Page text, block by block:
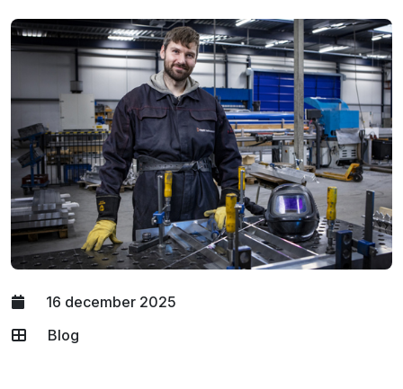
16 december 2025
Blog